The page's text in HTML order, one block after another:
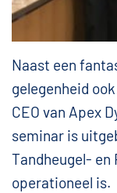
Naast een
gelegenheid
CEO van Apex
seminar is
Tandheugel- en
operationeel is.